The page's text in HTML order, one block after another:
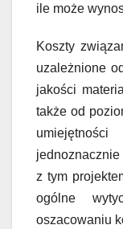
ile może
Koszty
uzależnione
jakości
także od
z tym
ogólne
oszacowaniu